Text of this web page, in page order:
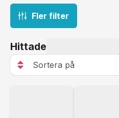
Fler filter
Hittade